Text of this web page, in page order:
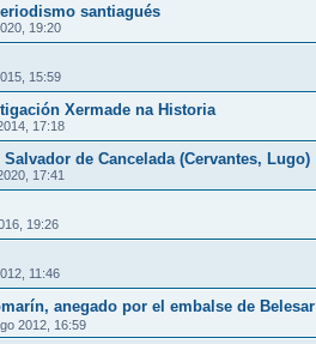
santiagués
19:20
15:59
Xermade na Historia
17:18
de Cancelada (Cervantes, Lugo)
17:41
19:26
11:46
anegado por el embalse de Belesar
2012, 16:59